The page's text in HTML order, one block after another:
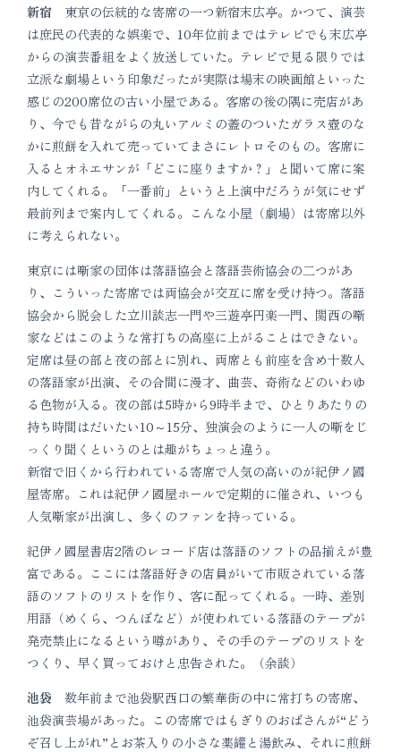
新宿 東京の伝統的な寄席の一つ新宿末広亭。かつて、演芸
は庶民の代表的な娯楽で、10年位前まではテレビでも末広亭
からの演芸番組をよく放送していた。テレビで見る限りでは
立派な劇場という印象だったが実際は場末の映画館といった
感じの200席位の古い小屋である。客席の後の隅に売店があ
り、今でも昔ながらの丸いアルミの蓋のついたガラス壺のな
かに煎餅を入れて売っていてまさにレトロそのもの。客席に
入るとオネエサンが「どこに座りますか？」と聞いて席に案
内してくれる。「一番前」というと上演中だろうが気にせず
最前列まで案内してくれる。こんな小屋（劇場）は寄席以外
に考えられない。
東京には噺家の団体は落語協会と落語芸術協会の二つがあ
り、こういった寄席では両協会が交互に席を受け持つ。落語
協会から脱会した立川談志一門や三遊亭円楽一門、関西の噺
家などはこのような常打ちの高座に上がることはできない。
定席は昼の部と夜の部とに別れ、両席とも前座を含め十数人
の落語家が出演、その合間に漫才、曲芸、奇術などのいわゆ
る色物が入る。夜の部は5時から9時半まで、ひとりあたりの
持ち時間はだいたい10～15分、独演会のように一人の噺をじ
っくり聞くというのとは趣がちょっと違う。
新宿で旧くから行われている寄席で人気の高いのが紀伊ノ國
屋寄席。これは紀伊ノ國屋ホールで定期的に催され、いつも
人気噺家が出演し、多くのファンを持っている。
紀伊ノ國屋書店2階のレコード店は落語のソフトの品揃えが豊
富である。ここには落語好きの店員がいて市販されている落
語のソフトのリストを作り、客に配ってくれる。一時、差別
用語（めくら、つんぼなど）が使われている落語のテープが
発売禁止になるという噂があり、その手のテープのリストを
つくり、早く買っておけと忠告された。（余談）
池袋 数年前まで池袋駅西口の繁華街の中に常打ちの寄席、
池袋演芸場があった。この寄席ではもぎりのおばさんが“どう
ぞ召し上がれ”とお茶入りの小さな薬罐と湯飲み、それに煎餅